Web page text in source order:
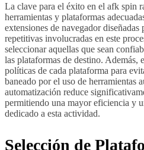
La clave para el éxito en el afk spin
herramientas y plataformas
extensiones de navegador diseñadas
repetitivas involucradas en este
seleccionar aquellas que sean
las plataformas de destino. Además,
políticas de cada plataforma para
baneado por el uso de herramientas
automatización reduce
permitiendo una mayor eficiencia y
dedicado a esta actividad.
Selección de